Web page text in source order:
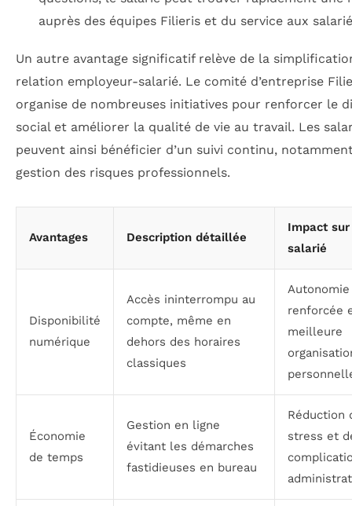
auprès des équipes Filieris et du service aux
Un autre avantage significatif relève de la
relation employeur-salarié. Le comité d’entreprise
organise de nombreuses initiatives pour renforcer le
social et améliorer la qualité de vie au travail. Les
peuvent ainsi bénéficier d’un suivi continu,
gestion des risques professionnels.
Avantages Description détaillée
Impact
salarié
Disponibilité
numérique
Accès ininterrompu au
compte, même en
dehors des horaires
classiques
Autonomie
renforcée
meilleure
Économie
de temps
Gestion en ligne
évitant les démarches
fastidieuses en bureau
Réduction
stress et